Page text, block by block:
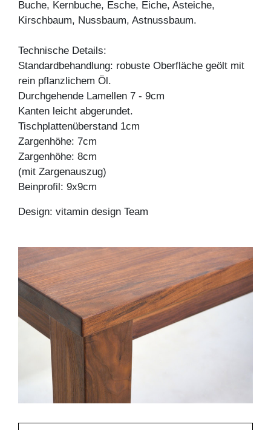
Buche, Kernbuche, Esche, Eiche, Asteiche,
Kirschbaum, Nussbaum, Astnussbaum.
Technische Details:
Standardbehandlung: robuste Oberfläche geölt mit
rein pflanzlichem Öl.
Durchgehende Lamellen 7 - 9cm
Kanten leicht abgerundet.
Tischplattenüberstand 1cm
Zargenhöhe: 7cm
Zargenhöhe: 8cm
(mit Zargenauszug)
Beinprofil: 9x9cm
Design: vitamin design Team